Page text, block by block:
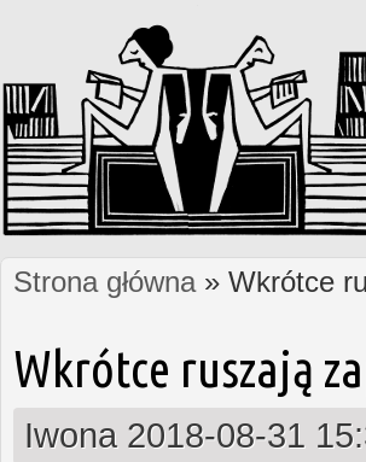
Jesteś tutaj
Strona główna» Wkrótce
Wkrótce ruszają
Iwona 2018-08-31